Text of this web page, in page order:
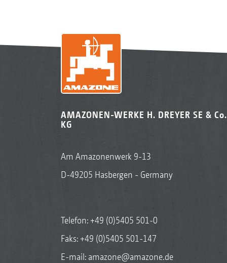
AMAZONEN-WERKE H. DREYER SE & Co.
KG
Am Amazonenwerk 9-13
D-49205 Hasbergen - Germany
Telefon:+49 (0)5405 501-0
Faks: +49 (0)5405 501-147
E-mail: amazone@amazone.de